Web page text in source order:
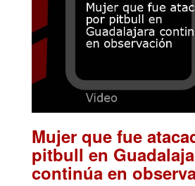
Mujer que fue
pitbull en
continúa en